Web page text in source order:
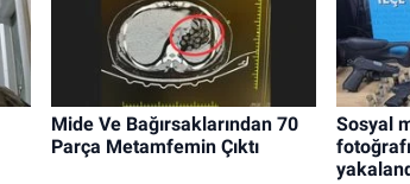
Mide Ve Bağırsaklarından 70
Parça Metamfemin Çıktı
Sosyal